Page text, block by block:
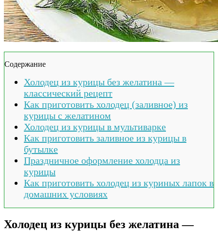
Содержание
Холодец из курицы без желатина —
классический рецепт
Как приготовить холодец (заливное) из
курицы с желатином
Холодец из курицы в мультиварке
Как приготовить заливное из курицы в
бутылке
Праздничное оформление холодца из
курицы
Как приготовить холодец из куриных лапок в
домашних условиях
Холодец из курицы без желатина —